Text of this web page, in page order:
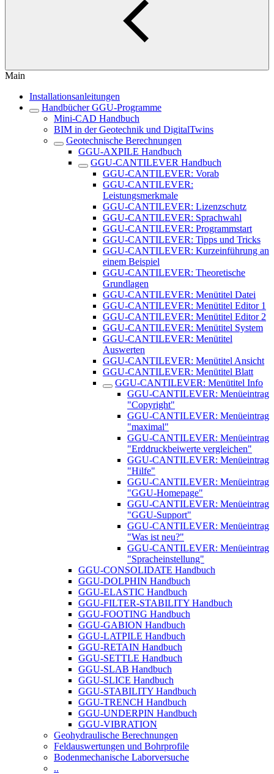
Main
Installationsanleitungen
Handbücher GGU-Programme
Mini-CAD Handbuch
BIM in der Geotechnik und DigitalTwins
Geotechnische Berechnungen
GGU-AXPILE Handbuch
GGU-CANTILEVER Handbuch
GGU-CANTILEVER: Vorab
GGU-CANTILEVER:
Leistungsmerkmale
GGU-CANTILEVER: Lizenzschutz
GGU-CANTILEVER: Sprachwahl
GGU-CANTILEVER: Programmstart
GGU-CANTILEVER: Tipps und Tricks
GGU-CANTILEVER: Kurzeinführung an
einem Beispiel
GGU-CANTILEVER: Theoretische
Grundlagen
GGU-CANTILEVER: Menütitel Datei
GGU-CANTILEVER: Menütitel Editor 1
GGU-CANTILEVER: Menütitel Editor 2
GGU-CANTILEVER: Menütitel System
GGU-CANTILEVER: Menütitel
Auswerten
GGU-CANTILEVER: Menütitel Ansicht
GGU-CANTILEVER: Menütitel Blatt
GGU-CANTILEVER: Menütitel Info
GGU-CANTILEVER: Menüeintrag
"Copyright"
GGU-CANTILEVER: Menüeintrag
"maximal"
GGU-CANTILEVER: Menüeintrag
"Erddruckbeiwerte vergleichen"
GGU-CANTILEVER: Menüeintrag
"Hilfe"
GGU-CANTILEVER: Menüeintrag
"GGU-Homepage"
GGU-CANTILEVER: Menüeintrag
"GGU-Support"
GGU-CANTILEVER: Menüeintrag
"Was ist neu?"
GGU-CANTILEVER: Menüeintrag
"Spracheinstellung"
GGU-CONSOLIDATE Handbuch
GGU-DOLPHIN Handbuch
GGU-ELASTIC Handbuch
GGU-FILTER-STABILITY Handbuch
GGU-FOOTING Handbuch
GGU-GABION Handbuch
GGU-LATPILE Handbuch
GGU-RETAIN Handbuch
GGU-SETTLE Handbuch
GGU-SLAB Handbuch
GGU-SLICE Handbuch
GGU-STABILITY Handbuch
GGU-TRENCH Handbuch
GGU-UNDERPIN Handbuch
GGU-VIBRATION
Geohydraulische Berechnungen
Feldauswertungen und Bohrprofile
Bodenmechanische Laborversuche
..